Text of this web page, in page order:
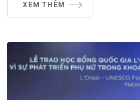
XEM THÊM